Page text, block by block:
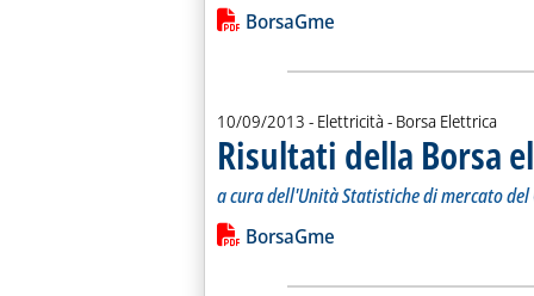
Leggi tutta la notizia: 'Risultati della
Lista allegati PDF alla notizia
BorsaGme
10/09/2013 - Elettricità - Borsa Elettrica
Risultati della Borsa
a cura dell'Unità Statistiche di mercato del
Leggi tutta la notizia: 'Risultati della
Lista allegati PDF alla notizia
BorsaGme